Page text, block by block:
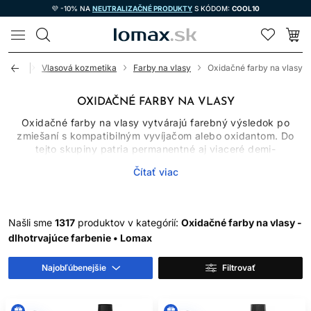
💜 -10% NA NEUTRALIZAČNÉ PRODUKTY S KÓDOM: COOL10
LOMAX
Úvod Vlasová kozmetika Farby na vlasy Oxidačné farby na vlasy
OXIDAČNÉ FARBY NA VLASY
Oxidačné farby na vlasy vytvárajú farebný výsledok po
zmiešaní s kompatibilným vyvíjačom alebo oxidantom. Do
tejto skupiny patria permanentné aj viaceré demi-
pomerom, časom pôsobenia, schopnosťou zosvetľovať
cieľová hĺbka a presný návod výrobcu.
AKO OXIDAČNÉ FARBY
FUNGUJÚ
Po spojení farbiaceho krému alebo gélu s určeným
Čítať viac
Našli sme 1317 produktov v kategórií: Oxidačné farby na vlasy -
dlhotrvajúce farbenie • Lomax
Najobľúbenejšie Filtrovať